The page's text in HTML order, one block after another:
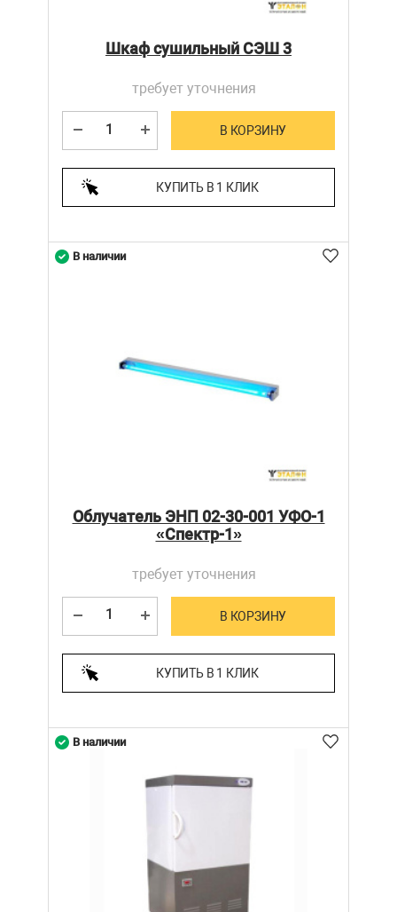
Шкаф сушильный СЭШ 3
требует уточнения
В КОРЗИНУ
КУПИТЬ В 1 КЛИК
Облучатель ЭНП 02-30-001 УФО-1
«Спектр-1»
требует уточнения
В КОРЗИНУ
КУПИТЬ В 1 КЛИК
В наличии
В наличии